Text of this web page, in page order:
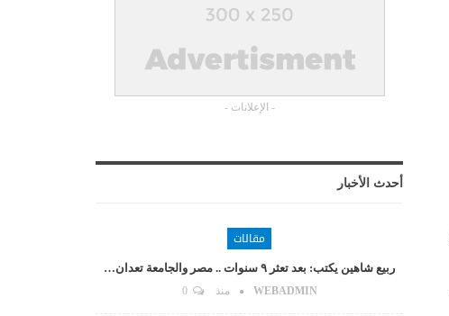
- الإعلانات -
أحدث الأخبار
مقالات
ربيع شاهين يكتب: بعد تعثر ٩ سنوات .. مصر والجامعة تعدان…
WEBADMIN منذ 0